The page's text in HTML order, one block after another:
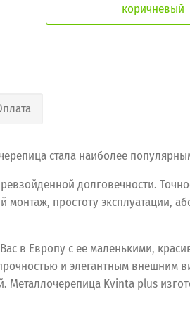
коричневый
стала наиболее
долговечности.
простоту эксплуатации,
в Европу с ее маленькими,
и элегантным внешним
Kvinta plus